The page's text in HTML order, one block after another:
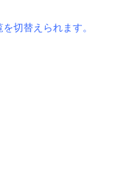
切替えられます。